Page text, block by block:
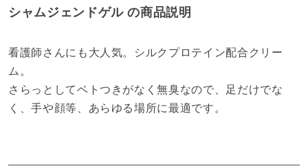
シャムジェンドゲル の商品説明
看護師さんにも大人気。シルクプロテイン配合クリー
ム。
さらっとしてベトつきがなく無臭なので、足だけでな
く、手や顔等、あらゆる場所に最適です。